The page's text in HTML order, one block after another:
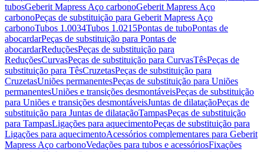
tubosGeberit Mapress Aço carbonoGeberit Mapress Aço
carbonoPeças de substituição para Geberit Mapress Aço
carbonoTubos 1.0034Tubos 1.0215Pontas de tuboPontas de
abocardarPeças de substituição para Pontas de
abocardarReduçõesPeças de substituição para
ReduçõesCurvasPeças de substituição para CurvasTêsPeças de
substituição para TêsCruzetasPeças de substituição para
CruzetasUniões permanentesPeças de substituição para Uniões
permanentesUniões e transições desmontáveisPeças de substituição
para Uniões e transições desmontáveisJuntas de dilataçãoPeças de
substituição para Juntas de dilataçãoTampasPeças de substituição
para TampasLigações para aquecimentoPeças de substituição para
Ligações para aquecimentoAcessórios complementares para Geberit
Mapress Aço carbonoVedações para tubos e acessóriosFixações